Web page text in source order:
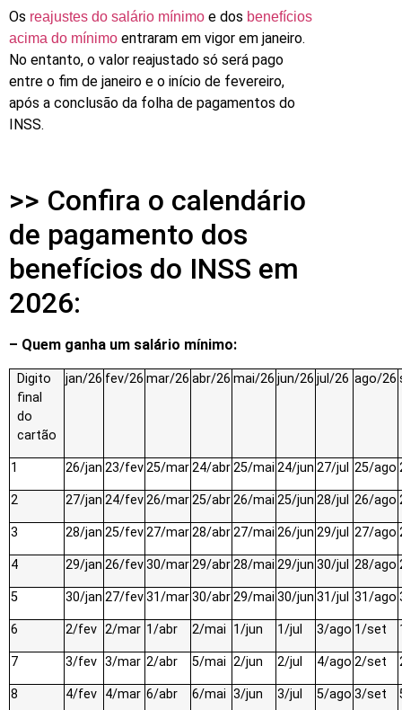
Os reajustes do salário mínimo e dos benefícios
acima do mínimo entraram em vigor em janeiro.
No entanto, o valor reajustado só será pago
entre o fim de janeiro e o início de fevereiro,
após a conclusão da folha de pagamentos do
INSS.
>> Confira o calendário
de pagamento dos
benefícios do INSS em
2026:
– Quem ganha um salário mínimo:
Digito
final
do
cartão
jan/26 fev/26 mar/26 abr/26 mai/26 jun/26 jul/26 ago/26
1 26/jan 23/fev25/mar24/abr25/mai 24/jun 27/jul 25/ago
2 27/jan 24/fev26/mar25/abr26/mai 25/jun 28/jul 26/ago
3 28/jan 25/fev27/mar28/abr27/mai 26/jun 29/jul 27/ago
4 29/jan 26/fev30/mar29/abr28/mai 29/jun 30/jul 28/ago
5 30/jan 27/fev31/mar30/abr29/mai 30/jun 31/jul 31/ago
6 2/fev 2/mar 1/abr 2/mai 1/jun 1/jul 3/ago 1/set
7 3/fev 3/mar 2/abr 5/mai 2/jun 2/jul 4/ago 2/set
8 4/fev 4/mar 6/abr 6/mai 3/jun 3/jul 5/ago 3/set